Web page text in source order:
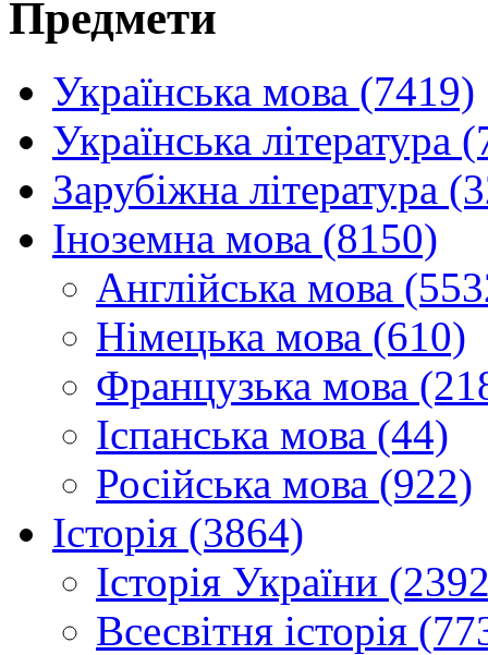
Предмети
Українська мова (7419)
Українська література
Зарубіжна література
Іноземна мова (8150)
Англійська мова
Німецька мова (610)
Французька мова
Іспанська мова (44)
Російська мова (922)
Історія (3864)
Історія України
Всесвітня історія